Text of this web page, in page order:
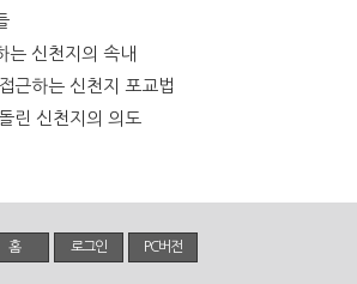
는 신천지의 속내
근하는 신천지 포교법
린 신천지의 의도
홈 로그인 PC버전